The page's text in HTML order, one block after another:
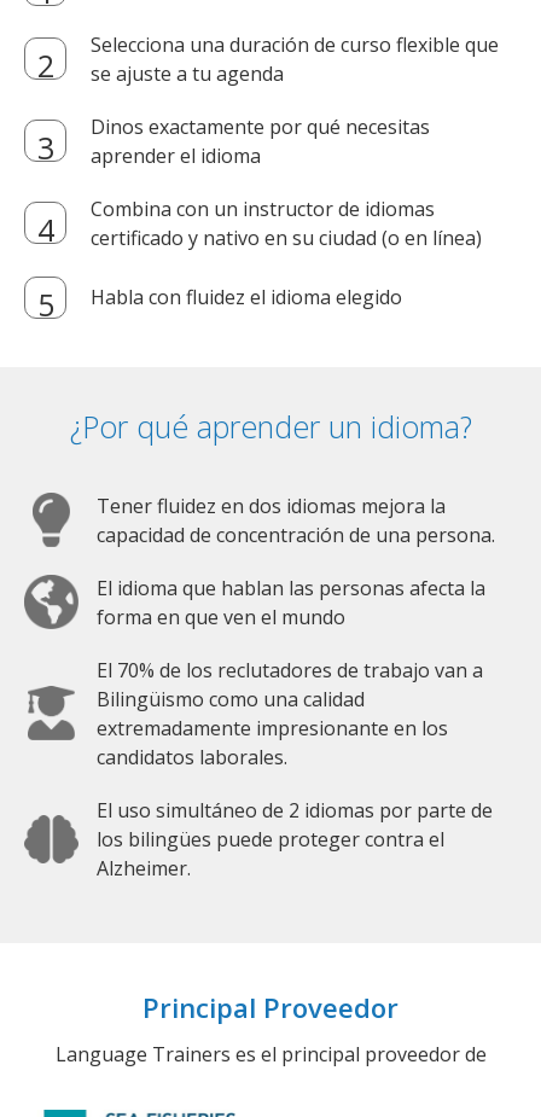
Selecciona una duración de curso flexible que
se ajuste a tu agenda
Dinos exactamente por qué necesitas
aprender el idioma
Combina con un instructor de idiomas
certificado y nativo en su ciudad (o en línea)
Habla con fluidez el idioma elegido
¿Por qué aprender un idioma?
Tener fluidez en dos idiomas mejora la
capacidad de concentración de una persona.
El idioma que hablan las personas afecta la
forma en que ven el mundo
El 70% de los reclutadores de trabajo van a
Bilingüismo como una calidad
extremadamente impresionante en los
candidatos laborales.
El uso simultáneo de 2 idiomas por parte de
los bilingües puede proteger contra el
Alzheimer.
Principal Proveedor
Language Trainers es el principal proveedor de